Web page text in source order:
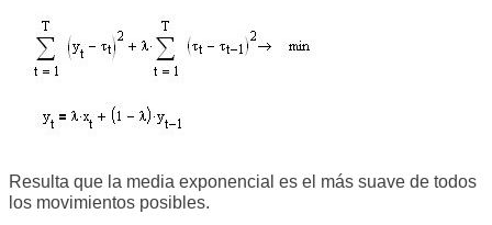
Resulta que la media exponencial es el más suave de todos
los movimientos posibles.